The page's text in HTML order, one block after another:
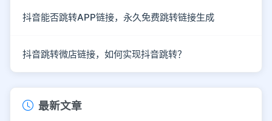
抖音能否跳转APP链接，永久免费跳转链接生成
抖音跳转微店链接，如何实现抖音跳转？
最新文章